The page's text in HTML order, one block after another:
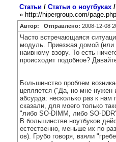
Статьи / Статьи о ноутбуках /
» http://hipergroup.com/
Автор: Отправлено: 2008-12-08
Часто встречающаяся
модуль. Приезжая домой (или
наивному взору. То есть
происходит подобное?
Большинство проблем
цепляется ("Да, но мне нужен
абсурда: несколько раз к
сказали, для моего только
"либо SO-DIMM, либо SO-
В большинстве ноутбуков
естественно, меньше их по
ов). Грубо говоря, взяли